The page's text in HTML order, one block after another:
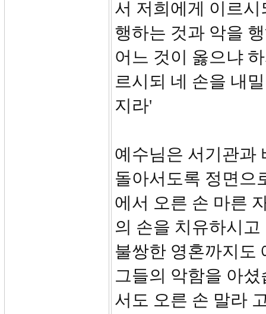
서 저희에게 이르
행하는 것과 악을
어느 것이 옳으냐
르시되 네 손을 내
지라'
예수님은 서기관과
돌아서도록 정면으
에서 오른 손 마른
의 손을 치유하시
불쌍한 영혼까지도
그들의 악함을 아
서도 오른 손 말라